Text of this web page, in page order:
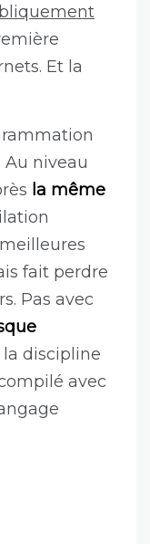
Et la
. Au niveau
la même
fait perdre
Pas avec
discipline
avec